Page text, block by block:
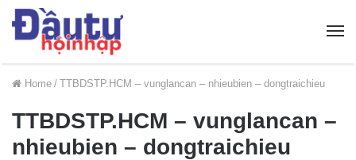
Home / TTBDSTP.HCM – vunglancan – nhieubien – dongtraichieu
TTBDSTP.HCM – vunglancan –
nhieubien – dongtraichieu